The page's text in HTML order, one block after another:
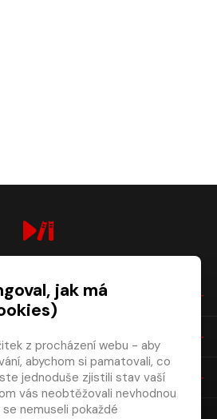
jak má
z procházení webu - aby
abychom si pamatovali, co
jednoduše zjistili stav vaší
vás neobtěžovali nevhodnou
nemuseli pokaždé